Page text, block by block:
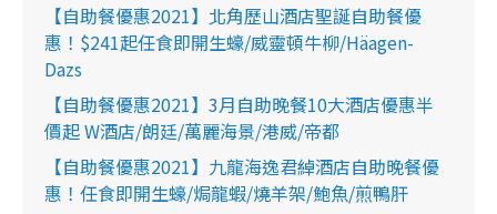
【自助餐優惠2021】北角歷山酒店聖誕自助餐優
惠！$241起任食即開生蠔/威靈頓牛柳/Häagen-
Dazs
【自助餐優惠2021】3月自助晚餐10大酒店優惠半
價起 W酒店/朗廷/萬麗海景/港威/帝都
【自助餐優惠2021】九龍海逸君綽酒店自助晚餐優
惠！任食即開生蠔/焗龍蝦/燒羊架/鮑魚/煎鴨肝